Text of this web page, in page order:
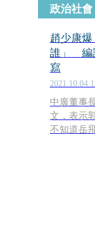
政治社會
趙少康
誰」 編
寫
2021.10.04
中廣董事
文，表示
不知道岳